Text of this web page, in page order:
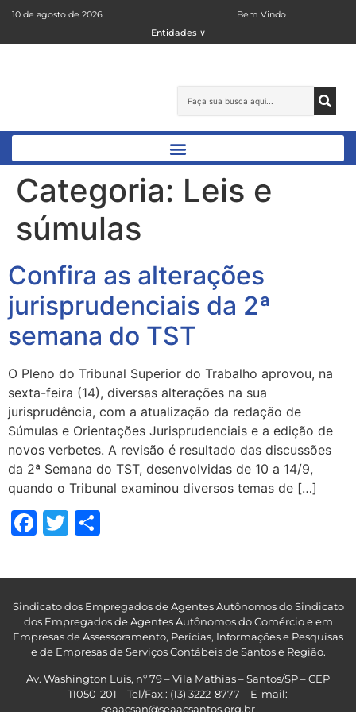
10 de agosto de 2026
Bem Vindo
Entidades ∨
Categoria: Leis e
súmulas
Confira as alterações
jurisprudenciais da 2ª
semana do TST
O Pleno do Tribunal Superior do Trabalho aprovou, na
sexta-feira (14), diversas alterações na sua
jurisprudência, com a atualização da redação de
Súmulas e Orientações Jurisprudenciais e a edição de
novos verbetes. A revisão é resultado das discussões
da 2ª Semana do TST, desenvolvidas de 10 a 14/9,
quando o Tribunal examinou diversos temas de […]
Facebook
Twitter
Sindicato dos Empregados de Agentes Autônomos do Sindicato
dos Empregados de Agentes Autônomos do Comércio e em
Empresas de Assessoramento, Perícias, Informações e Pesquisas
e de Empresas de Serviços Contábeis de Santos e Região.
Av. Washington Luis, nº 79 – Vila Mathias – Santos/SP – CEP
11050-201 – Tel/Fax.: (13) 3222-8777 – E-mail:
seaacsan@seaacsantos.org.br